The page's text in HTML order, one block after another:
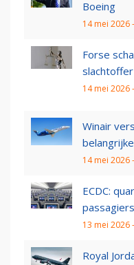
Boeing
14 mei 2026
Forse
14 mei 2026
Winair
14 mei 2026
ECDC:
13 mei 2026
Royal